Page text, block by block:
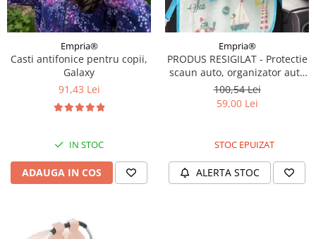
Empria®
Casti antifonice pentru copii,
Galaxy
91,43 Lei
IN STOC
ADAUGA IN COS
Empria®
PRODUS RESIGILAT - Protectie
scaun auto, organizator auto
copii, 8 buzunare, Empria,
54x43 cm, Bleu
100,54 Lei
59,00 Lei
STOC EPUIZAT
ALERTA STOC